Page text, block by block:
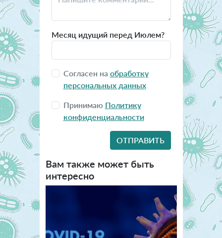
Месяц идущий перед Июлем?
Согласен на обработку
персональных данных
Принимаю Политику
конфиденциальности
Вам также может быть
интересно